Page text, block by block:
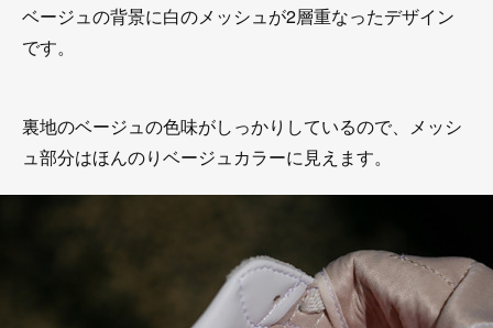
ベージュの背景に白のメッシュが2層重なったデザイン
です。
裏地のベージュの色味がしっかりしているので、メッシ
ュ部分はほんのりベージュカラーに見えます。